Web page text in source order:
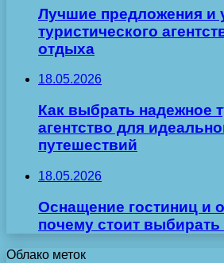
Лучшие предложения и
туристического
отдыха
18.05.2026
Как выбрать надежное
агентство для
путешествий
18.05.2026
Оснащение гостиниц и
почему стоит
Облако меток